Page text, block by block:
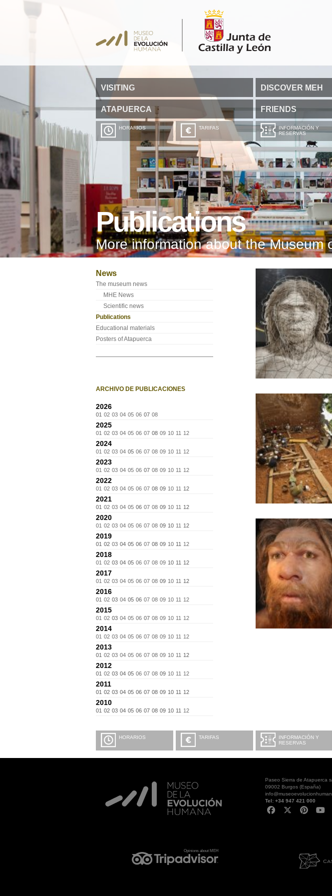
VISITING DISCOVER MEH
ATAPUERCA FRIENDS
HORARIOS TARIFAS
INFORMACIÓN Y
RESERVAS
Publications
More information about the Museum
News
The museum news
MHE News
Scientific news
Publications
Educational materials
Posters of Atapuerca
ARCHIVO DE PUBLICACIONES
2026
01 02 03 04 05 06 07 08
2025
01 02 03 04 05 06 07 08 09 10 11 12
2024
01 02 03 04 05 06 07 08 09 10 11 12
2023
01 02 03 04 05 06 07 08 09 10 11 12
2022
01 02 03 04 05 06 07 08 09 10 11 12
2021
01 02 03 04 05 06 07 08 09 10 11 12
2020
01 02 03 04 05 06 07 08 09 10 11 12
2019
01 02 03 04 05 06 07 08 09 10 11 12
2018
01 02 03 04 05 06 07 08 09 10 11 12
2017
01 02 03 04 05 06 07 08 09 10 11 12
2016
01 02 03 04 05 06 07 08 09 10 11 12
2015
01 02 03 04 05 06 07 08 09 10 11 12
2014
01 02 03 04 05 06 07 08 09 10 11 12
2013
01 02 03 04 05 06 07 08 09 10 11 12
2012
01 02 03 04 05 06 07 08 09 10 11 12
2011
01 02 03 04 05 06 07 08 09 10 11 12
2010
01 02 03 04 05 06 07 08 09 10 11 12
HORARIOS TARIFAS
INFORMACIÓN Y
RESERVAS
Paseo Sierra de Atapuerca
09002 Burgos (España)
Tel: +34 947 421 000
Opinions about MEH